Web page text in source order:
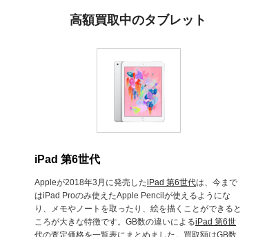
高額買取中のタブレット
iPad 第6世代
Appleが2018年3月に発売したiPad 第6世代は、今まで
はiPad Proのみ使えたApple Pencilが使えるようにな
り、メモやノートを取ったり、絵を描くことができると
ころが大きな特徴です。GB数の違いによるiPad 第6世